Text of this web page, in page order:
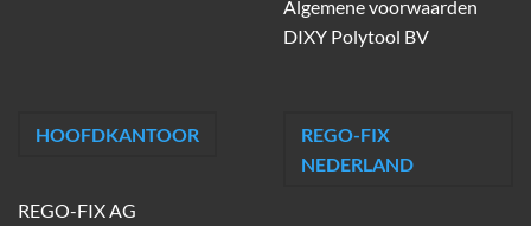
Algemene voorwaarden
DIXY Polytool BV
HOOFDKANTOOR
REGO-FIX AG
REGO-FIX
NEDERLAND